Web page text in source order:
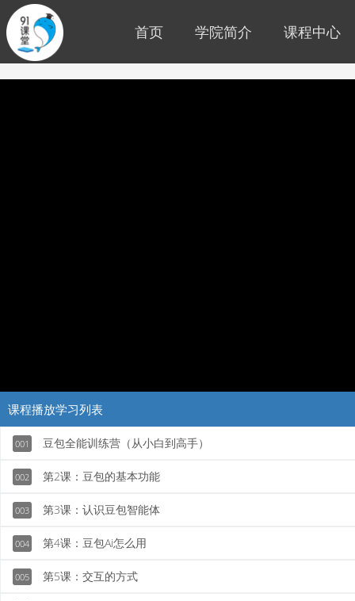
首页 学院简介 课程中心
课程播放学习列表
001 豆包全能训练营（从小白到高手）
002 第2课：豆包的基本功能
003 第3课：认识豆包智能体
004 第4课：豆包Ai怎么用
005 第5课：交互的方式